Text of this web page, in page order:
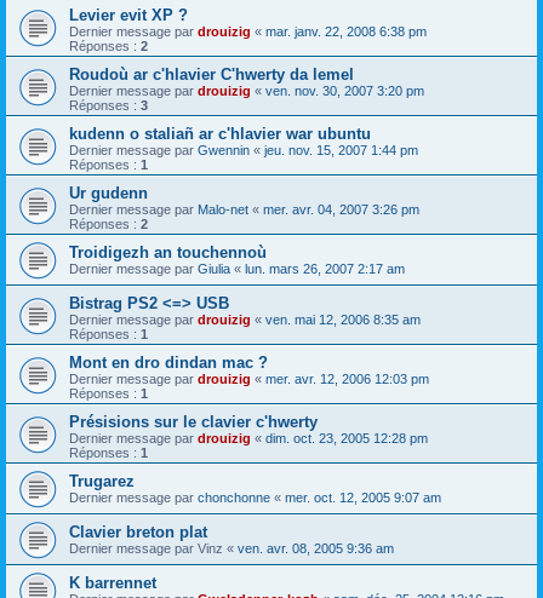
Levier evit XP ?
Dernier message par drouizig « mar. janv. 22, 2008 6:38 pm
Réponses : 2
Roudoù ar c'hlavier C'hwerty da lemel
Dernier message par drouizig « ven. nov. 30, 2007 3:20 pm
Réponses : 3
kudenn o staliañ ar c'hlavier war ubuntu
Dernier message par Gwennin « jeu. nov. 15, 2007 1:44 pm
Réponses : 1
Ur gudenn
Dernier message par Malo-net « mer. avr. 04, 2007 3:26 pm
Réponses : 2
Troidigezh an touchennoù
Dernier message par Giulia « lun. mars 26, 2007 2:17 am
Bistrag PS2 <=> USB
Dernier message par drouizig « ven. mai 12, 2006 8:35 am
Réponses : 1
Mont en dro dindan mac ?
Dernier message par drouizig « mer. avr. 12, 2006 12:03 pm
Réponses : 1
Présisions sur le clavier c'hwerty
Dernier message par drouizig « dim. oct. 23, 2005 12:28 pm
Réponses : 1
Trugarez
Dernier message par chonchonne « mer. oct. 12, 2005 9:07 am
Clavier breton plat
Dernier message par Vinz « ven. avr. 08, 2005 9:36 am
K barrennet